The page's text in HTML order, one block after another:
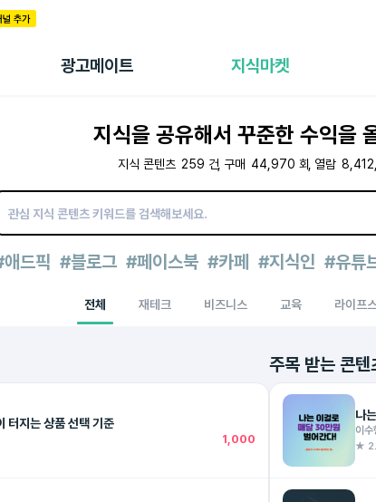
광고메이트 지식마켓
광고리포트
지식을 공유해서 꾸준한 수익을
지식 콘텐츠 259 건 구매 44,970 회 열람
드픽 #블로그 #페이스북 #카페 #지식인 #유튜
전체 재테크 비즈니스 교육 라이프
너스 돈 되는 상품 찾는 법, 수익이 터지는 상품 선택 기준
1,000
주목 받는 콘텐
나
이수
★